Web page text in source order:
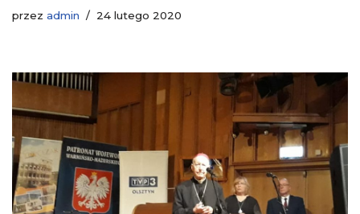
przez admin 24 lutego 2020